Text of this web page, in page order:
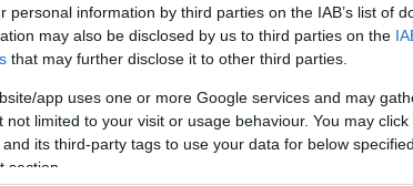
personal information by third parties on the IAB’s list of
may also be disclosed by us to third parties on the
that may further disclose it to other third parties.
app uses one or more Google services and may
not limited to your visit or usage behaviour. You may
its third-party tags to use your data for below
section.
DE ATLÁNTICO
para tu bar o